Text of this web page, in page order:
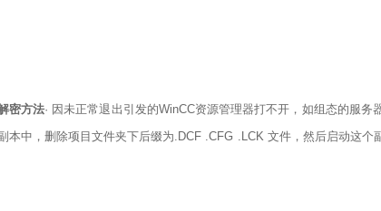
密方法· 因未正常退出引发的WinCC资源管理器打不开，如组态的服务
本中，删除项目文件夹下后缀为.DCF .CFG .LCK 文件，然后启动这个